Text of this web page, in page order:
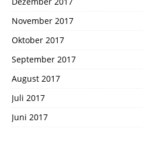
November 2017
Oktober 2017
September 2017
August 2017
Juli 2017
Juni 2017